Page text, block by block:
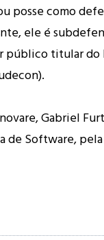
posse como
ele é
público titular
Gabriel
de Software,